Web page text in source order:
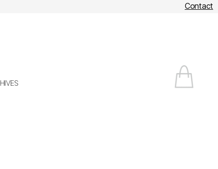
Contact